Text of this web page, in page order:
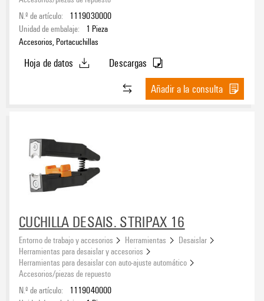
N.º de artículo:
1119030000
Unidad de embalaje:
1 Pieza
Accesorios, Portacuchillas
Hoja de datos
Descargas
Añadir a la consulta
CUCHILLA DESAIS. STRIPAX 16
Entorno de trabajo y accesorios Herramientas
Desaislar
Herramientas para desaislar y accesorios
Herramientas para desaislar con auto-ajuste automático
Accesorios/piezas de repuesto
N.º de artículo:
1119040000